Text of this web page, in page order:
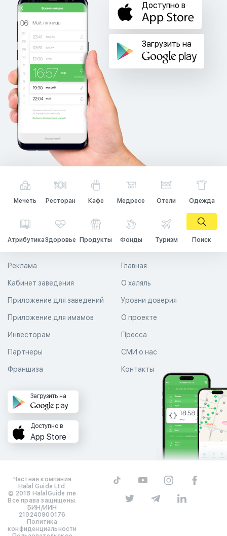
Доступно в
Загрузить на
Мечеть Ресторан Кафе Медресе Отели Одежда
АтрибутикаЗдоровье Продукты Фонды Туризм Поиск
Главная
О халяль
Уровни доверия
Реклама
Кабинет заведения
Приложение для заведений
Приложение для имамов О проекте
Пресса
СМИ о нас
Контакты
Инвесторам
Партнеры
Франшиза
Загрузить на
Доступно в
App Store
Частная компания
Halal Guide Ltd.
© 2018 HalalGuide.me
Все права защищены.
БИН/ИИН
210240900176
Политика
конфиденциальности